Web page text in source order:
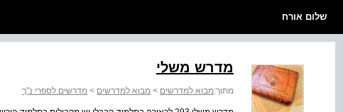
שלום אורח
מדרש משלי
מתוך:מבוא למדרשים > מבוא למדרשים > מדרשים לספרי נ"ך